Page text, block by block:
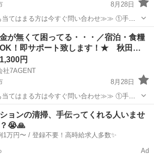
8月28日
てはまる方は今すぐ問い合わせ≫≫ ①手持
②今日泊まる寝床が無い ③携帯が止まって
たい ⑤いっぱい稼ぎたい 弊社のプロの
倉庫 生活支援
が無くて困ってる・・・／宿泊・食糧
！即サポート致します！★ 秋田…
円
社7AGENT
8月28日
てはまる方は今すぐ問い合わせ≫≫ ①手持
②今日泊まる寝床が無い ③携帯が止まって
い ⑤いっぱい稼ぎたい 弊社のプロの
生活支援
ョンの清掃、手伝ってくれる人いませ
😭🙏
日給例1万円〜 / 登録不要！高時給求人多数✨
Ad